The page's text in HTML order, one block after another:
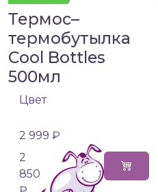
Термос–
термобутылка
Cool Bottles
500мл
Цвет
2 999 ₽
2
850